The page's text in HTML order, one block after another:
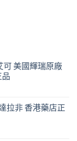
可 美國輝瑞原廠
品
拉非 香港藥店正